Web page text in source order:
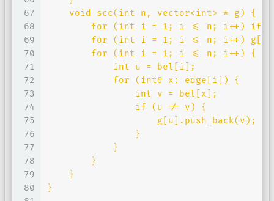
67
68
69
70
71
72
73
74
75
76
77
78
79
80
    void scc(int n, vector<int> * g) {
for (int i = 1; i <= n; i++) if
for (int i = 1; i <= n; i++)
        for (int i = 1; i <= n; i++) {
            int u = bel[i];
            for (int& x: edge[i]) {
                int v = bel[x];
                if (u != v) {
                    g[u].push_back(v);
                }
            }
        }
    }
}